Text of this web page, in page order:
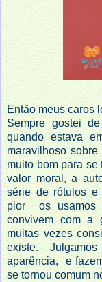
Então meus caros
Sempre gostei
quando estava
maravilhoso sobre
muito bom para
valor moral, a
série de rótulos
pior os usamos
convivem com a
muitas vezes
existe.
aparência, e
se tornou comum